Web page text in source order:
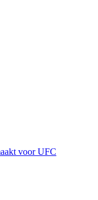
voor UFC